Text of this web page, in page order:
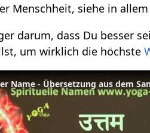
Menschheit, siehe in
darum, dass Du besser
um wirklich die höchste